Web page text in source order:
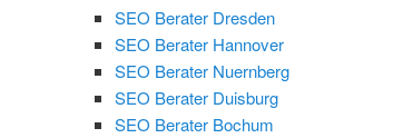
SEO Berater Dresden
SEO Berater Hannover
SEO Berater Nuernberg
SEO Berater Duisburg
SEO Berater Bochum